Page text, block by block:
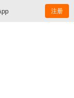
注册